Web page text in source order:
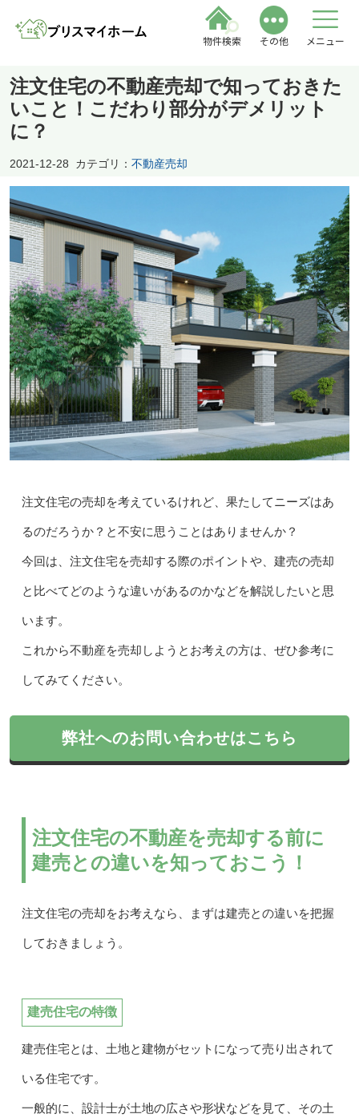
物件検索 その他 メニュー
注文住宅の不動産売却で知っておきた
いこと！こだわり部分がデメリット
に？
2021-12-28 カテゴリ： 不動産売却
注文住宅の売却を考えているけれど、果たしてニーズはあ
るのだろうか？と不安に思うことはありませんか？
今回は、注文住宅を売却する際のポイントや、建売の売却
と比べてどのような違いがあるのかなどを解説したいと思
います。
これから不動産を売却しようとお考えの方は、ぜひ参考に
してみてください。
弊社へのお問い合わせはこちら
注文住宅の不動産を売却する前に
建売との違いを知っておこう！
注文住宅の売却をお考えなら、まずは建売との違いを把握
しておきましょう。
建売住宅の特徴
建売住宅とは、土地と建物がセットになって売り出されて
いる住宅です。
一般的に、設計士が土地の広さや形状などを見て、その土